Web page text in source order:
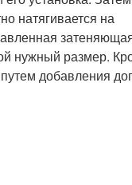
натягивается на
нужный размер.
добавления